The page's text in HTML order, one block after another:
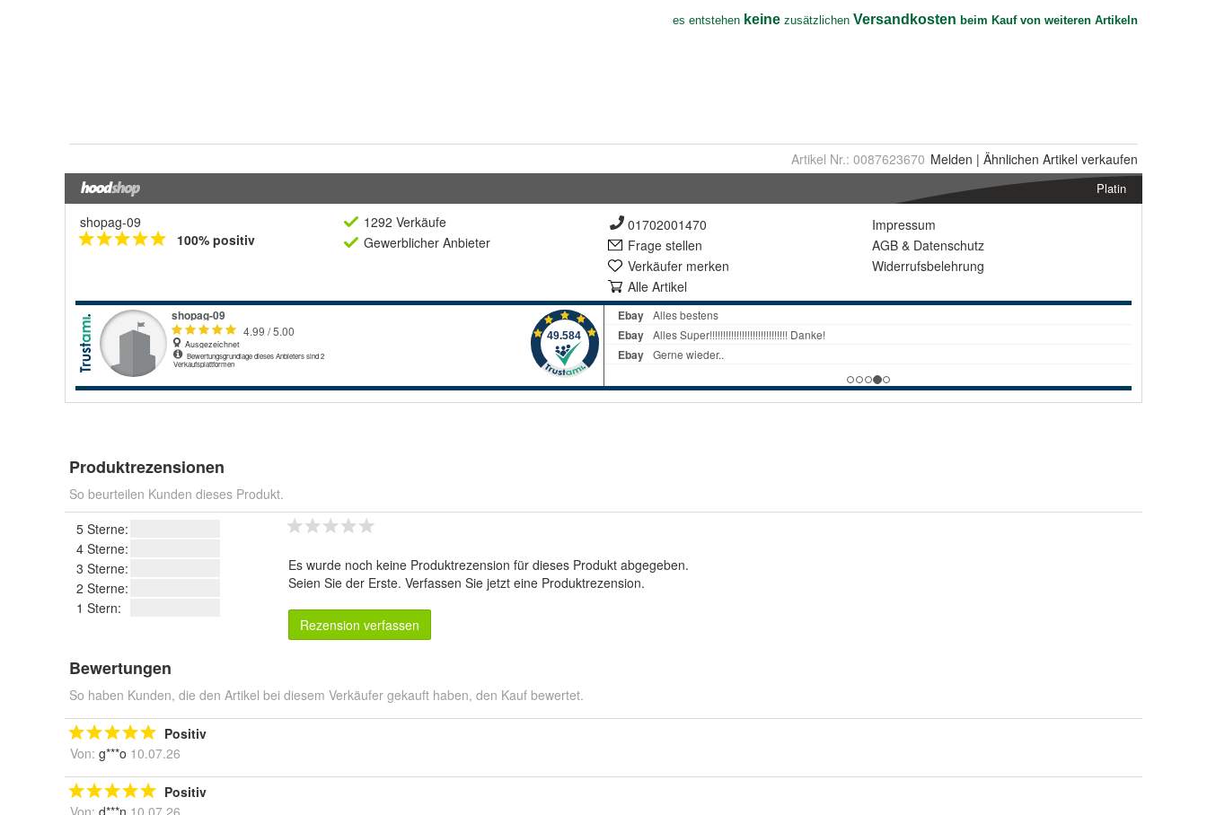
Artikel Nr.: 0087623670 Melden | Ähnlichen Artikel verkaufen
Platin
shopag-09
100% positiv
1292 Verkäufe
Gewerblicher Anbieter
01702001470
Frage stellen
Verkäufer merken
Alle Artikel
Impressum
AGB & Datenschutz
Widerrufsbelehrung
Produktrezensionen
So beurteilen Kunden dieses Produkt.
5 Sterne:
4 Sterne:
3 Sterne:
2 Sterne:
1 Stern:
Es wurde noch keine Produktrezension für dieses Produkt abgegeben.
Seien Sie der Erste. Verfassen Sie jetzt eine Produktrezension.
Rezension verfassen
Bewertungen
So haben Kunden, die den Artikel bei diesem Verkäufer gekauft haben, den Kauf bewertet.
Positiv
Von: g***o 10.07.26
Positiv